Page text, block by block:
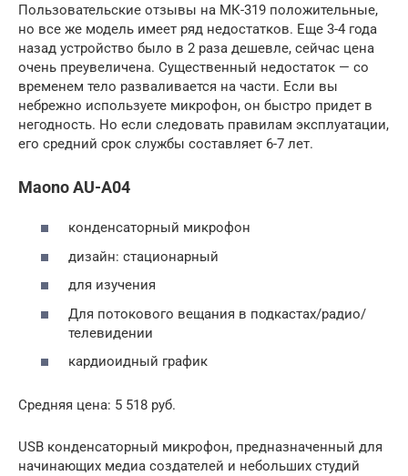
Пользовательские отзывы на МК-319 положительные,
но все же модель имеет ряд недостатков. Еще 3-4 года
назад устройство было в 2 раза дешевле, сейчас цена
очень преувеличена. Существенный недостаток — со
временем тело разваливается на части. Если вы
небрежно используете микрофон, он быстро придет в
негодность. Но если следовать правилам эксплуатации,
его средний срок службы составляет 6-7 лет.
Maono AU-A04
конденсаторный микрофон
дизайн: стационарный
для изучения
Для потокового вещания в подкастах/радио/
телевидении
кардиоидный график
Средняя цена: 5 518 руб.
USB конденсаторный микрофон, предназначенный для
начинающих медиа создателей и небольших студий